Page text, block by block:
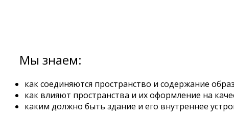
Мы знаем:
как соединяются пространство и содержание
как влияют пространства и их оформление на
каким должно быть здание и его внутреннее